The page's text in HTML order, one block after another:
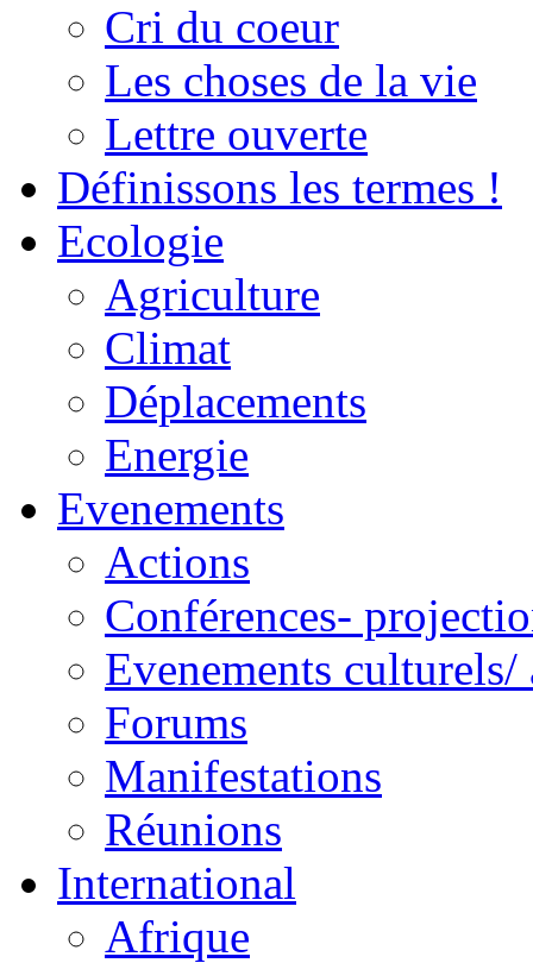
Cri du coeur
Les choses de la vie
Lettre ouverte
Définissons les termes !
Ecologie
Agriculture
Climat
Déplacements
Energie
Evenements
Actions
Conférences-
Evenements culturels/
Forums
Manifestations
Réunions
International
Afrique